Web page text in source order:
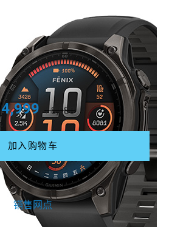
- 47mm
面 / DLC钛合金表圈 /
硅胶表带
品料号 010-02904-26
¥ 8,980
4,999
加入购物车
更多购买方式
销售网点